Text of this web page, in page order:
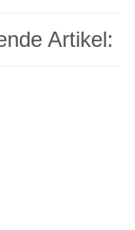
Artikel: